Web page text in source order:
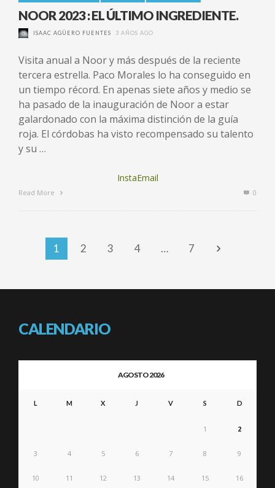
NOOR 2023 : EL ÚLTIMO INGREDIENTE.
ISAAC AGÜERO FUENTES 3 AÑOS AGO
Visita anual a Noor y más después de la reciente
tercera estrella. Paco Morales lo ha conseguido en
un tiempo récord. En apenas siete años y medio se
ha pasado de la inauguración de Noor a estar
galardonado con la máxima distinción de la guía
roja. El córdobas ha visto recompensado su talento
y su …
InstaEmail
Read More 0
1 2 3 4 … 7
CALENDARIO
AGOSTO 2026
L M X J V S D
1 2
3 4 5 6 7 8 9
10 11 12 13 14 15 16